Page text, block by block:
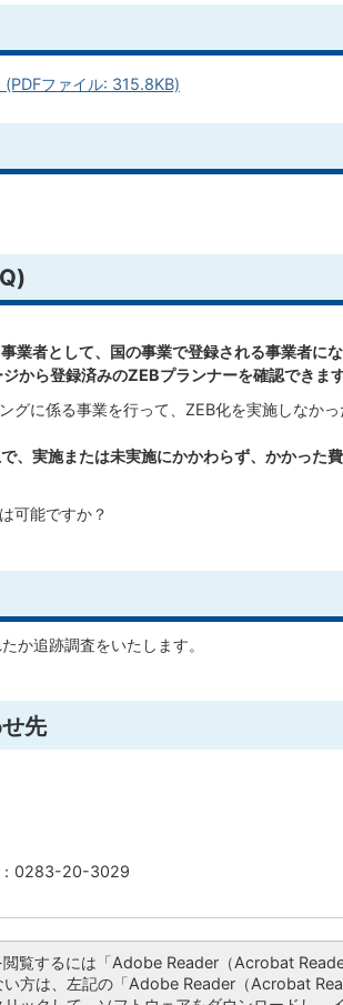
ファイル: 315.8KB)
業者として、国の事業で登録される事業者に
から登録済みのZEBプランナーを確認できます
グに係る事業を行って、ZEB化を実施しなか
、実施または未実施にかかわらず、かかった
可能ですか？
か追跡調査をいたします。
先
：0283-20-3029
閲覧するには「Adobe Reader（Acrobat
い方は、左記の「Adobe Reader（Acrobat